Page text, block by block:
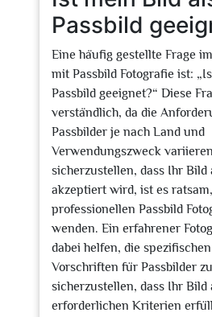
Passbild
Eine häufig gestellte Frage
mit Passbild Fotografie ist:
Passbild geeignet?“ Diese
verständlich, da die
Passbilder je nach Land und
Verwendungszweck
sicherzustellen, dass Ihr Bild
akzeptiert wird, ist es
professionellen Passbild
wenden. Ein erfahrener
dabei helfen, die
Vorschriften für Passbilder
sicherzustellen, dass Ihr Bild
erforderlichen Kriterien